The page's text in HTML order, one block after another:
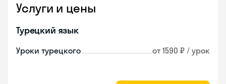
Услуги и цены
Турецкий язык
Уроки турецкого от 1590 ₽ / урок